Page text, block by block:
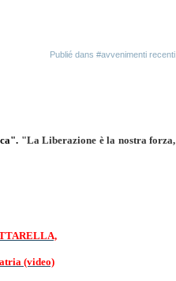
Publié dans #avvenimenti recenti
"La Liberazione è la nostra forza,
(video)